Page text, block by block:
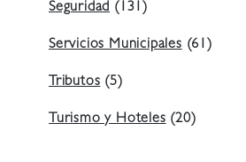
Seguridad(131)
Servicios Municipales(61)
Tributos(5)
Turismo y Hoteles(20)